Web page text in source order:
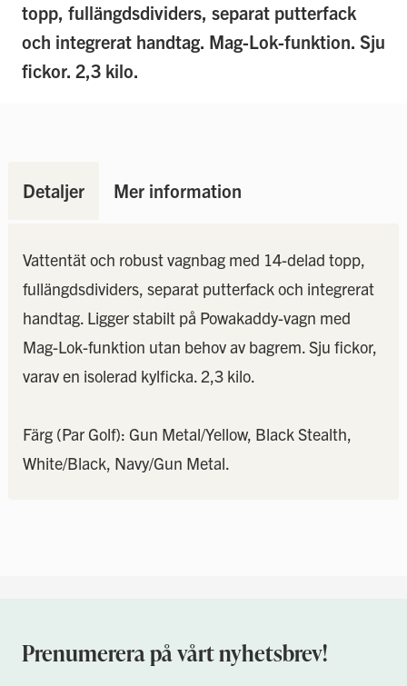
topp, fullängdsdividers, separat putterfack
och integrerat handtag. Mag-Lok-funktion. Sju
fickor. 2,3 kilo.
Detaljer Mer information
Vattentät och robust vagnbag med 14-delad topp,
fullängdsdividers, separat putterfack och integrerat
handtag. Ligger stabilt på Powakaddy-vagn med
Mag-Lok-funktion utan behov av bagrem. Sju fickor,
varav en isolerad kylficka. 2,3 kilo.
Färg (Par Golf): Gun Metal/Yellow, Black Stealth,
White/Black, Navy/Gun Metal.
Prenumerera på vårt nyhetsbrev!